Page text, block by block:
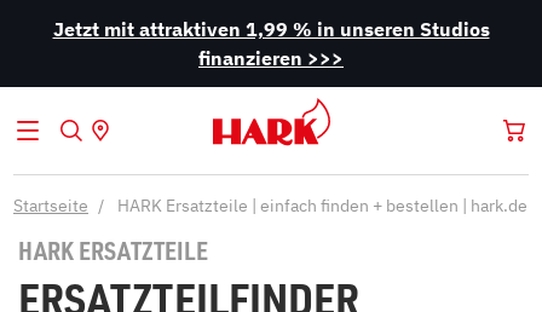
Jetzt mit attraktiven 1,99 % in unseren Studios
finanzieren >>>
Startseite HARK Ersatzteile | einfach finden + bestellen | hark.de
HARK ERSATZTEILE
ERSATZTEILFINDER